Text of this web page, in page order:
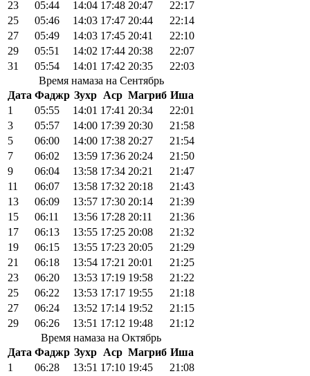
23
05:44 14:04 17:48 20:47
22:17
25
05:46 14:03 17:47 20:44
22:14
27
05:49 14:03 17:45 20:41
22:10
29
05:51 14:02 17:44 20:38
22:07
31
05:54 14:01 17:42 20:35
22:03
Время намаза на Сентябрь
Дата Фаджр Зухр Аср Магриб Иша
1
05:55 14:01 17:41 20:34
22:01
3
05:57 14:00 17:39 20:30
21:58
5
06:00 14:00 17:38 20:27
21:54
7
06:02 13:59 17:36 20:24
21:50
9
06:04 13:58 17:34 20:21
21:47
11
06:07 13:58 17:32 20:18
21:43
13
06:09 13:57 17:30 20:14
21:39
15
06:11 13:56 17:28 20:11
21:36
17
06:13 13:55 17:25 20:08
21:32
19
06:15 13:55 17:23 20:05
21:29
21
06:18 13:54 17:21 20:01
21:25
23
06:20 13:53 17:19 19:58
21:22
25
06:22 13:53 17:17 19:55
21:18
27
06:24 13:52 17:14 19:52
21:15
29
06:26 13:51 17:12 19:48
21:12
Время намаза на Октябрь
Дата Фаджр Зухр Аср Магриб Иша
1
06:28 13:51 17:10 19:45
21:08